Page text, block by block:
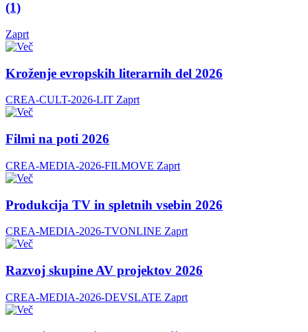
(1)
Zaprt
Kroženje evropskih literarnih del 2026
CREA-CULT-2026-LIT Zaprt
Filmi na poti 2026
CREA-MEDIA-2026-FILMOVE Zaprt
Produkcija TV in spletnih vsebin 2026
CREA-MEDIA-2026-TVONLINE Zaprt
Razvoj skupine AV projektov 2026
CREA-MEDIA-2026-DEVSLATE Zaprt